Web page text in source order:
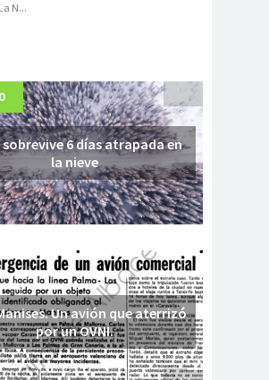
N...
sobrevive 6 días atrapada en
la nieve
Un avión que aterrizó
por un OVNI.